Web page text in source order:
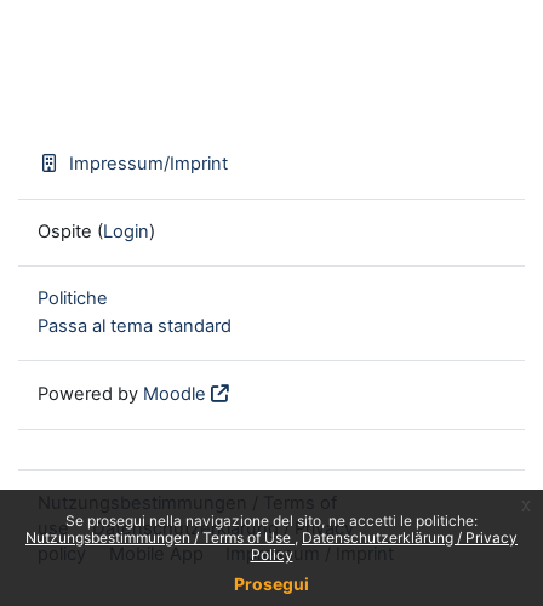
Se prosegui nella navigazione del sito, ne accetti le politiche:
Nutzungsbestimmungen / Terms of Use
Datenschutzerklärung / Privacy
Policy
Prosegui
Impressum/Imprint
Ospite (Login)
Politiche
Passa al tema standard
Powered by Moodle
use
Datenschutzerklärung / Privacy
policy
Mobile App Impressum / Imprint